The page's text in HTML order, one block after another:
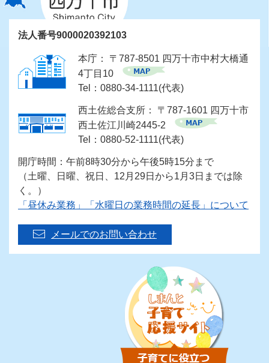
法人番号9000020392103
本庁： 〒787-8501 四万十市中村大橋通
4丁目10
Tel：0880-34-1111(代表)
西土佐総合支所： 〒787-1601 四万十市
西土佐江川崎2445-2
Tel：0880-52-1111(代表)
開庁時間：午前8時30分から午後5時15分まで
（土曜、日曜、祝日、12月29日から1月3日までは除
く。）
「昼休み業務」「水曜日の業務時間の延長」について
メールでのお問い合わせ